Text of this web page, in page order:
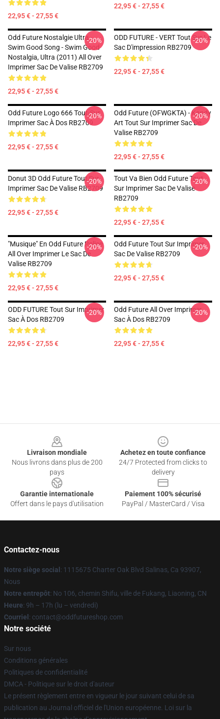
22,95 € - 27,55 €
22,95 € - 27,55 €
Odd Future Nostalgie Ultra -
Swim Good Song - Swim Good
Nostalgia, Ultra (2011) All Over
Imprimer Sac De Valise RB2709
22,95 € - 27,55 €
-20%
ODD FUTURE - VERT Tout Sur Le
Sac D'impression RB2709
22,95 € - 27,55 €
-20%
Odd Future Logo 666 Tout-Sur
Imprimer Sac À Dos RB2709
22,95 € - 27,55 €
-20%
Odd Future (OFWGKTA) - Kandy
Art Tout Sur Imprimer Sac De
Valise RB2709
22,95 € - 27,55 €
-20%
Donut 3D Odd Future Tout Sur
Imprimer Sac De Valise RB2709
22,95 € - 27,55 €
-20%
Tout Va Bien Odd Future Tout
Sur Imprimer Sac De Valise
RB2709
22,95 € - 27,55 €
-20%
"Musique" En Odd Future Police
All Over Imprimer Le Sac De
Valise RB2709
22,95 € - 27,55 €
-20%
Odd Future Tout Sur Imprimer
Sac De Valise RB2709
22,95 € - 27,55 €
-20%
ODD FUTURE Tout Sur Imprimer
Sac À Dos RB2709
22,95 € - 27,55 €
-20%
Odd Future All Over Imprimer
Sac À Dos RB2709
22,95 € - 27,55 €
-20%
Livraison mondiale
Nous livrons dans plus de 200
pays
Achetez en toute confiance
24/7 Protected from clicks to
delivery
Garantie internationale
Offert dans le pays d'utilisation
Paiement 100% sécurisé
PayPal / MasterCard / Visa
Contactez-nous
Notre siège social : 1115675 Charter Oak Blvd Salinas, Ca 93907,
Nous
Notre entrepôt: No 106, chemin Shifu, ville de Fukang, Liaoning, CN
Heure: 9h – 17h (lu – vendredi)
Courriel : contact@oddfutureshop.com
Notre société
Sur nous
Conditions générales
Politiques de confidentialité
DMCA - Politique sur le droit d'auteur
Le présent règlement entre en vigueur le jour suivant celui de sa
publication au Journal officiel de l'Union européenne. Loi sur la